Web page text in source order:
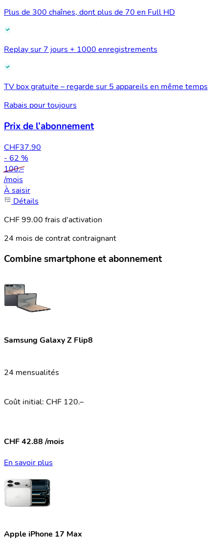
Plus de 300 chaînes, dont plus de 70 en Full HD
Replay sur 7 jours + 1000 enregistrements
TV box gratuite – regarde sur 5 appareils en même temps
Rabais pour toujours
Prix de l’abonnement
CHF37.90
- 62 %
100.–
/mois
À saisir
Détails
CHF 99.00 frais d'activation
24 mois de contrat contraignant
Combine smartphone et abonnement
Samsung Galaxy Z Flip8
24 mensualités
Coût initial: CHF 120.–
CHF 42.88 /mois
En savoir plus
Apple iPhone 17 Max